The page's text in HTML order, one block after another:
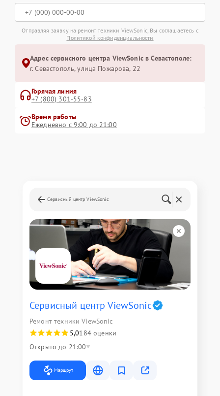
Отправляя заявку на ремонт техники ViewSonic, Вы соглашаетесь с
Политикой конфиденциальности
Адрес сервисного центра ViewSonic в Севастополе:
г. Севастополь, улица Пожарова, 22
Горячая линия
+7 (800) 301-55-83
Время работы
Ежедневно с 9:00 до 21:00
Сервисный центр ViewSonic
Сервисный центр ViewSonic
Ремонт техники ViewSonic
5,0184 оценки
Открыто до 21:00
Маршрут